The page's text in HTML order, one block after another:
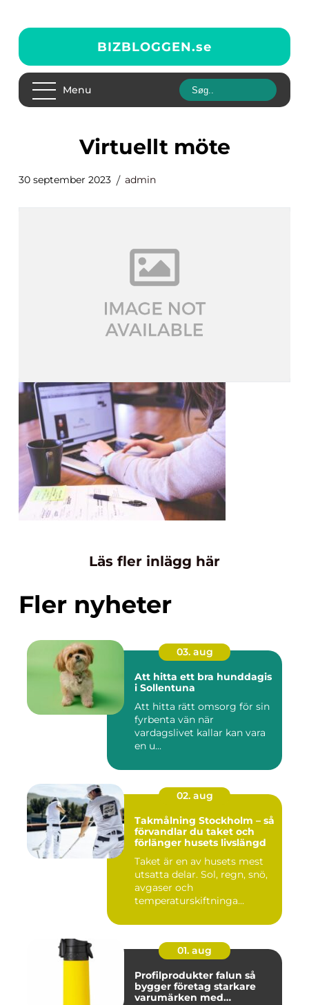
BIZBLOGGEN.se
Menu
virtuellt möte
30 september 2023 admin
Läs fler inlägg här
Fler nyheter
03. aug
Att hitta ett bra hunddagis
i Sollentuna
Att hitta rätt omsorg för sin
fyrbenta vän när
vardagslivet kallar kan vara
en u...
02. aug
Takmålning Stockholm – så
förvandlar du taket och
förlänger husets livslängd
Taket är en av husets mest
utsatta delar. Sol, regn, snö,
avgaser och
temperaturskiftninga...
01. aug
Profilprodukter falun så
bygger företag starkare
varumärken med